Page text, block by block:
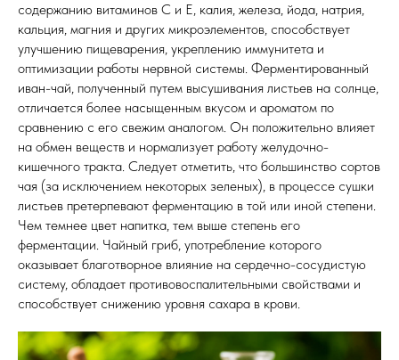
содержанию витаминов С и Е, калия, железа, йода, натрия,
кальция, магния и других микроэлементов, способствует
улучшению пищеварения, укреплению иммунитета и
оптимизации работы нервной системы. Ферментированный
иван-чай, полученный путем высушивания листьев на солнце,
отличается более насыщенным вкусом и ароматом по
сравнению с его свежим аналогом. Он положительно влияет
на обмен веществ и нормализует работу желудочно-
кишечного тракта. Следует отметить, что большинство сортов
чая (за исключением некоторых зеленых), в процессе сушки
листьев претерпевают ферментацию в той или иной степени.
Чем темнее цвет напитка, тем выше степень его
ферментации. Чайный гриб, употребление которого
оказывает благотворное влияние на сердечно-сосудистую
систему, обладает противовоспалительными свойствами и
способствует снижению уровня сахара в крови.